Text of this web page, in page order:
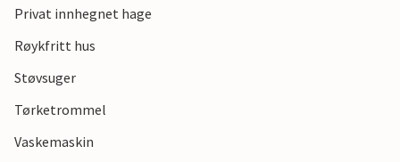
Privat innhegnet hage
Røykfritt hus
Støvsuger
Tørketrommel
Vaskemaskin